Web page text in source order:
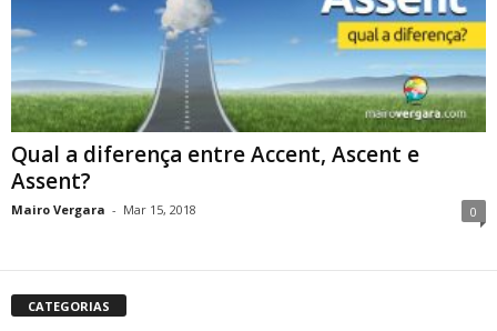
Qual a diferença entre Accent, Ascent e
Assent?
Mairo Vergara - Mar 15, 2018 0
CATEGORIAS